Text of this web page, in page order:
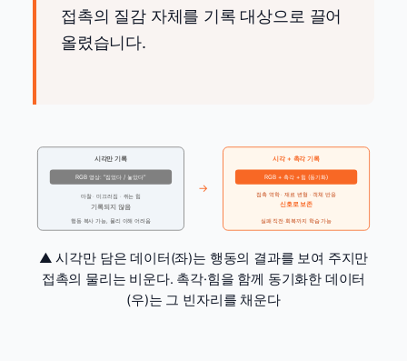
접촉의 질감 자체를 기록 대상으로 끌어
올렸습니다.
시각만 기록
RGB 영상: "집었다 / 놓았다"
마찰 · 미끄러짐 · 쥐는 힘
기록되지 않음
행동 복사 가능, 물리 이해 어려움
→
시각 + 촉각 기록
RGB + 촉각 + 힘 (동기화)
접촉 역학 · 재료 변형 · 객체 반응
신호로 보존
실패 직전·회복까지 학습 가능
▲ 시각만 담은 데이터(좌)는 행동의 결과를 보여 주지만
접촉의 물리는 비운다. 촉각·힘을 함께 동기화한 데이터
(우)는 그 빈자리를 채운다